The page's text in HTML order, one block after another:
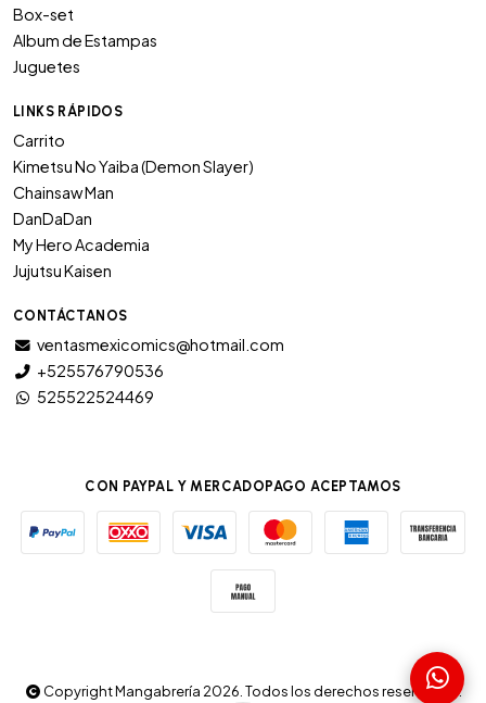
Box-set
Album de Estampas
Juguetes
LINKS RÁPIDOS
Carrito
Kimetsu No Yaiba (Demon Slayer)
Chainsaw Man
DanDaDan
My Hero Academia
Jujutsu Kaisen
CONTÁCTANOS
ventasmexicomics@hotmail.com
+525576790536
525522524469
CON PAYPAL Y MERCADOPAGO ACEPTAMOS
Copyright Mangabrería 2026. Todos los derechos reservados.